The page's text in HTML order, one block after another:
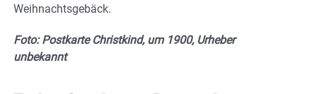
Weihnachtsgebäck.
Foto: Postkarte Christkind, um 1900, Urheber
unbekannt